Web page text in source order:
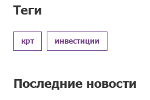
Теги
крт инвестиции
Последние новости